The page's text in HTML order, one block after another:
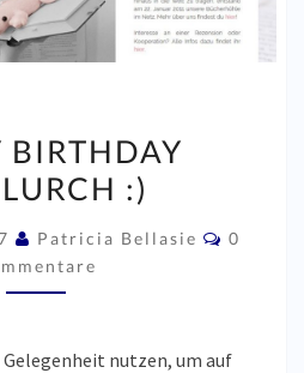
BIRTHDAY
LESELURCH
BIRTHDAY
:)
Patricia Bellasie
0
nutzen, um auf